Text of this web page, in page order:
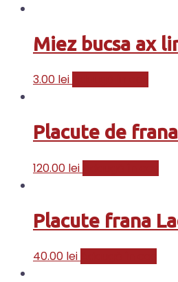
Miez bucsa ax
3.00 lei
Placute de
120.00 lei
Placute frana
40.00 lei